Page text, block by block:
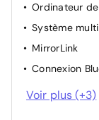
Système
Caméra de
Capteur de
Volant
Démarrage
Ordinateur
Système
MirrorLink
Connexion
Android Auto
Voir plus (+3)